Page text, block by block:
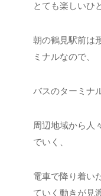
とても楽しいひ
朝の鶴見駅前は
ミナルなので、
バスのターミナ
周辺地域から人
でいく、
電車で降り着い
ていく動きが見